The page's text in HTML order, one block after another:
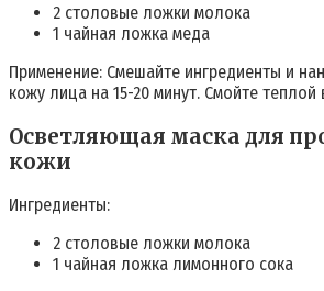
2 столовые ложки молока
1 чайная ложка меда
Применение: Смешайте ингредиенты и
кожу лица на 15-20 минут. Смойте теплой
Осветляющая маска для
кожи
Ингредиенты:
2 столовые ложки молока
1 чайная ложка лимонного сока